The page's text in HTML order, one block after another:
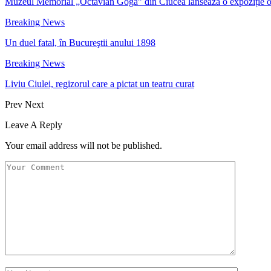
Breaking News
Un duel fatal, în Bucureştii anului 1898
Breaking News
Liviu Ciulei, regizorul care a pictat un teatru curat
Prev Next
Leave A Reply
Your email address will not be published.